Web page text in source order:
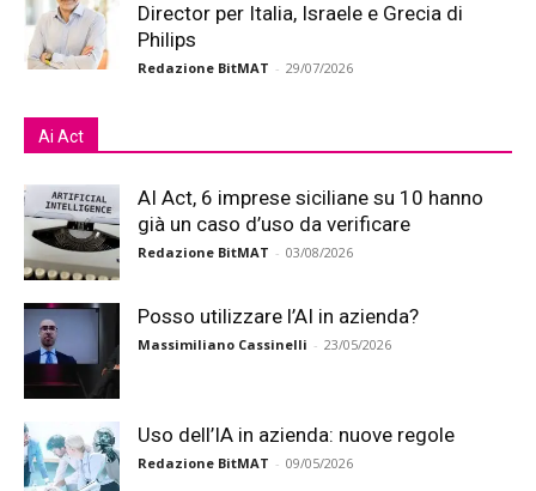
Director per Italia, Israele e Grecia di
Philips
Redazione BitMAT - 29/07/2026
Ai Act
AI Act, 6 imprese siciliane su 10 hanno
già un caso d’uso da verificare
Redazione BitMAT - 03/08/2026
Posso utilizzare l’AI in azienda?
Massimiliano Cassinelli - 23/05/2026
Uso dell’IA in azienda: nuove regole
Redazione BitMAT - 09/05/2026